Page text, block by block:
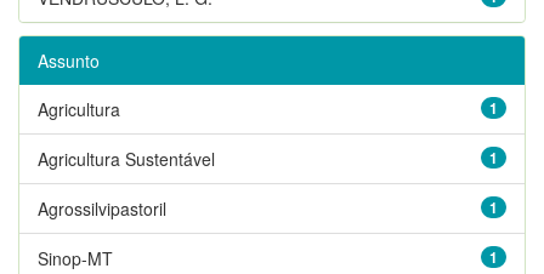
Assunto
1
Agricultura
1
Agricultura Sustentável
1
Agrossilvipastoril
1
Sinop-MT